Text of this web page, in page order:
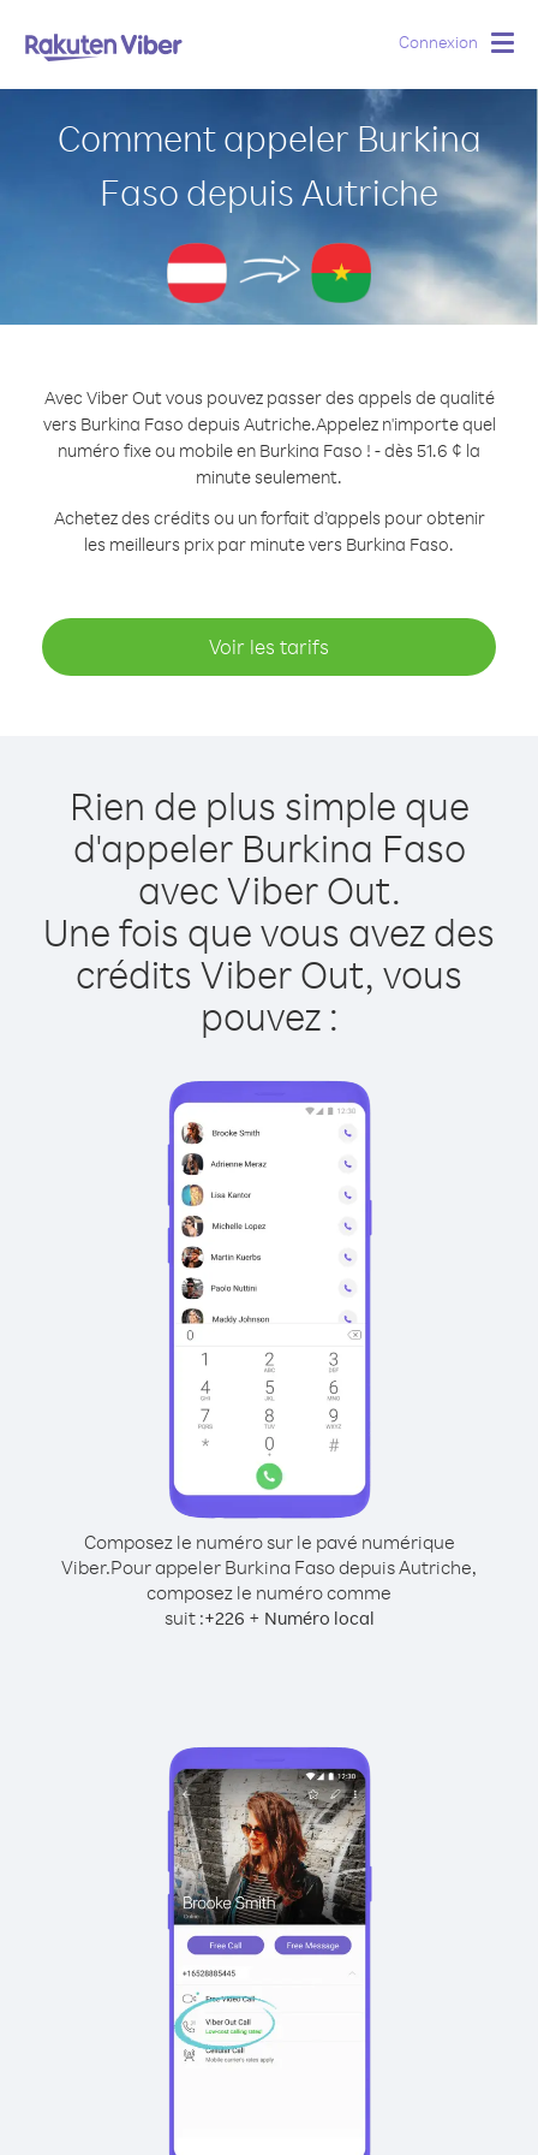
Connexion
Comment appeler Burkina
Faso depuis Autriche
Avec Viber Out vous pouvez passer des appels de qualité
vers Burkina Faso depuis Autriche.Appelez n'importe quel
numéro fixe ou mobile en Burkina Faso ! - dès 51.6 ¢ la
minute seulement.
Achetez des crédits ou un forfait d’appels pour obtenir
les meilleurs prix par minute vers Burkina Faso.
Voir les tarifs
Rien de plus simple que
d'appeler Burkina Faso
avec Viber Out.
Une fois que vous avez des
crédits Viber Out, vous
pouvez :
Composez le numéro sur le pavé numérique
Viber.Pour appeler Burkina Faso depuis Autriche,
composez le numéro comme
suit :+226 + Numéro local